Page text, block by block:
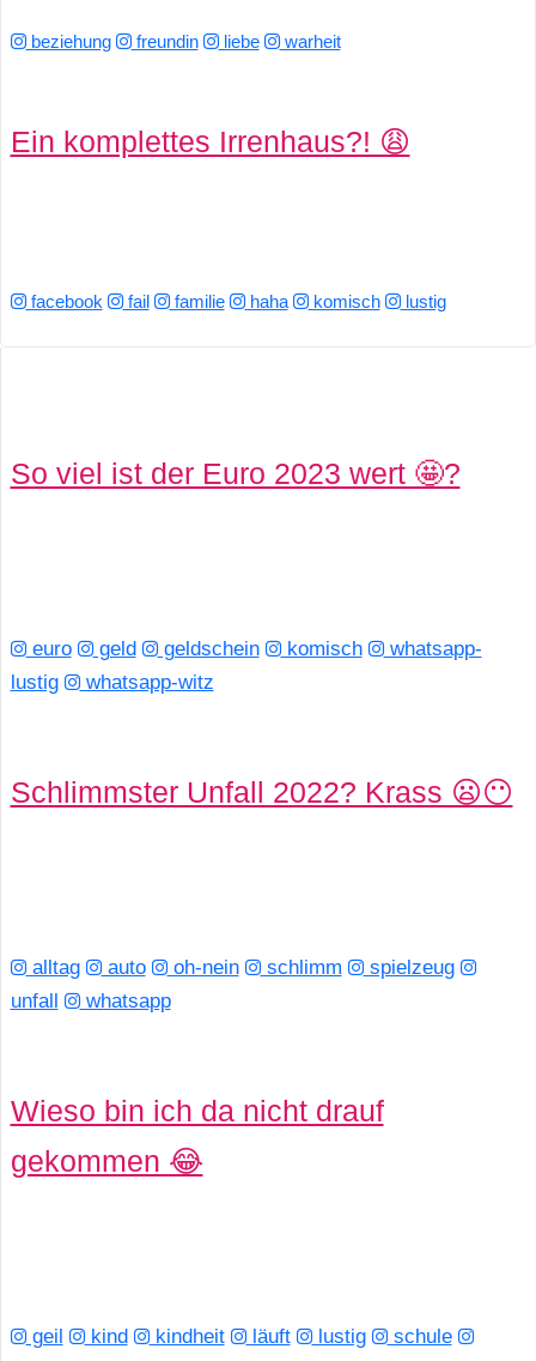
beziehung freundin liebe warheit
Ein komplettes Irrenhaus?! 😩
facebook fail familie haha komisch lustig
So viel ist der Euro 2023 wert 🤩?
euro geld geldschein komisch
whatsapp-
lustig
whatsapp-witz
Schlimmster Unfall 2022? Krass 😦😶
alltag auto oh-nein schlimm
spielzeug
unfall
whatsapp
Wieso bin ich da nicht drauf
gekommen 😂
geil kind kindheit läuft lustig
schule